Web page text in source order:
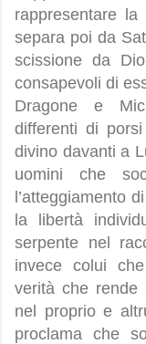
rappresentare
separa poi da
scissione da
consapevoli di
Dragone e
differenti di
divino davanti a
uomini che
l’atteggiamento
la libertà
serpente nel
invece colui
verità che
nel proprio e
proclama che